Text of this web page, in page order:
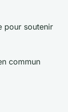
pour soutenir
commun